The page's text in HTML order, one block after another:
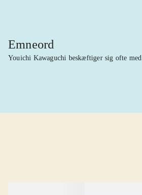
Emneord
Youichi Kawaguchi beskæftiger sig ofte med